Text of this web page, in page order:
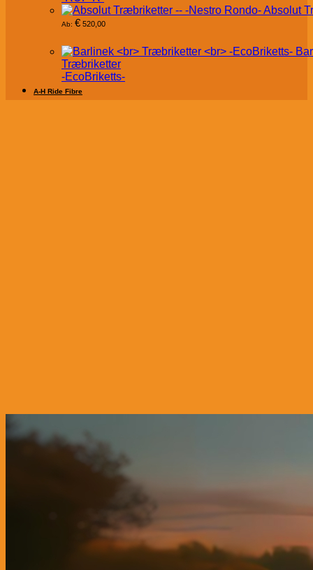
Absolut
Ab: € 520,00
Træbriketter
-EcoBriketts-
A-H Ride Fibre